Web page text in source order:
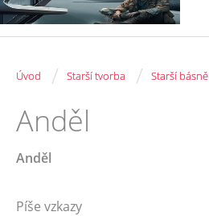
Úvod / Starší tvorba / Starší básně
Anděl
Anděl
Píše vzkazy